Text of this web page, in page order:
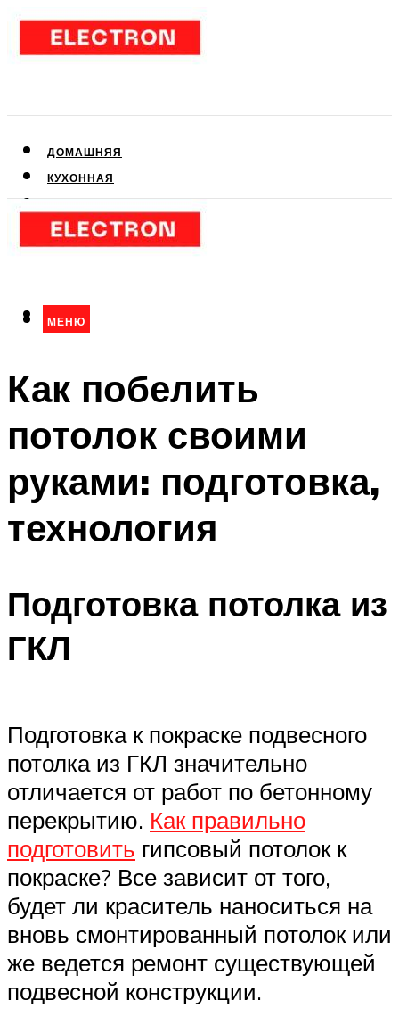
ДОМАШНЯЯ
КУХОННАЯ
КЛИМАТИЧЕСКАЯ
МЕНЮ
МЕНЮ
Как побелить
потолок своими
руками: подготовка,
технология
Подготовка потолка из
ГКЛ
Подготовка к покраске подвесного
потолка из ГКЛ значительно
отличается от работ по бетонному
перекрытию. Как правильно
подготовить гипсовый потолок к
покраске? Все зависит от того,
будет ли краситель наноситься на
вновь смонтированный потолок или
же ведется ремонт существующей
подвесной конструкции.